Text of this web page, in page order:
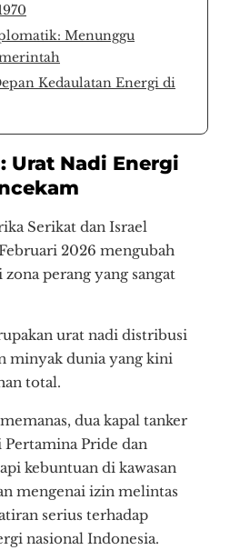
Menunggu
Kedaulatan Energi di
Urat Nadi Energi
Serikat dan Israel
2026 mengubah
perang yang sangat
urat nadi distribusi
minyak dunia yang kini
total.
dua kapal tanker
Pride dan
kebuntuan di kawasan
mengenai izin melintas
serius terhadap
nasional Indonesia.